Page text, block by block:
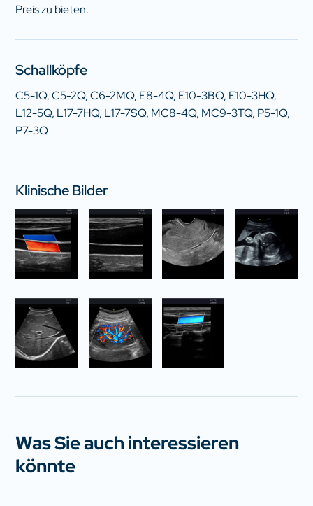
Preis zu bieten.
Schallköpfe
C5-1Q, C5-2Q, C6-2MQ, E8-4Q, E10-3BQ, E10-3HQ,
L12-5Q, L17-7HQ, L17-7SQ, MC8-4Q, MC9-3TQ, P5-1Q,
P7-3Q
Klinische Bilder
Was Sie auch interessieren
könnte